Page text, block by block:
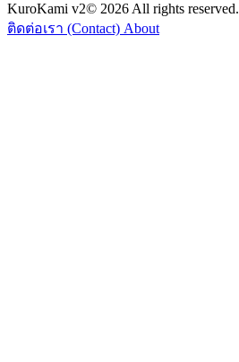
KuroKami v2© 2026 All rights reserved.
ติดต่อเรา (Contact) About